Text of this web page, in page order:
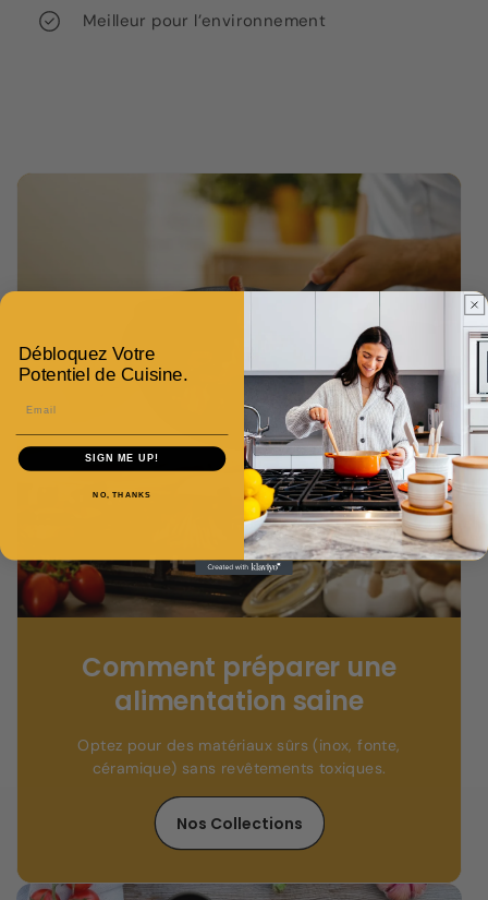
Meilleur pour l’environnement
Comment préparer une
alimentation saine
Optez pour des matériaux sûrs (inox, fonte,
céramique) sans revêtements toxiques.
Nos Collections
Débloquez Votre
Potentiel de Cuisine.
SIGN ME UP!
NO, THANKS